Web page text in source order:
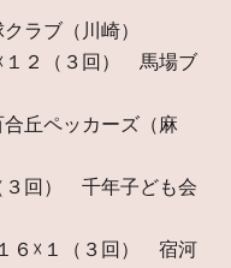
ラブ（川崎）
２（３回） 馬場ブ
丘ペッカーズ（麻
回） 千年子ども会
６☓１（３回） 宿河